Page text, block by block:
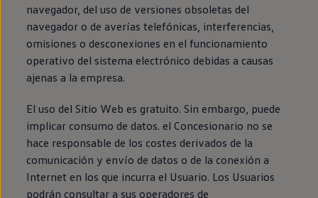
navegador, del uso de versiones obsoletas del
navegador o de averías telefónicas, interferencias,
omisiones o desconexiones en el funcionamiento
operativo del sistema electrónico debidas a causas
ajenas a la empresa.
El uso del Sitio Web es gratuito. Sin embargo, puede
implicar consumo de datos. el Concesionario no se
hace responsable de los costes derivados de la
comunicación y envío de datos o de la conexión a
Internet en los que incurra el Usuario. Los Usuarios
podrán consultar a sus operadores de